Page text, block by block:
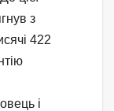
з
422
і